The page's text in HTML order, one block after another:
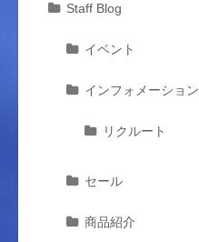
Staff Blog
イベント
インフォメーション
リクルート
セール
商品紹介